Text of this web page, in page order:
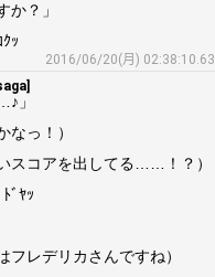
か？」
ｯ
2016/06/20(月) 02:38:10.63
」
っ！）
スコアを出してる……！？）
ﾞﾔｯ
レデリカさんですね）